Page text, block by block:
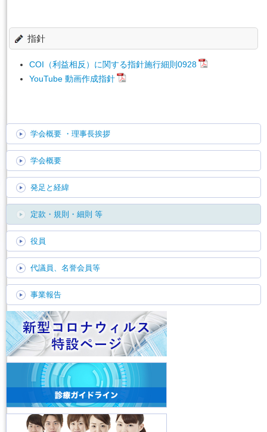
指針
COI（利益相反）に関する指針施行細則0928
YouTube 動画作成指針
学会概要 ・理事長挨拶
学会概要
発足と経緯
定款・規則・細則 等
役員
代議員、名誉会員等
事業報告